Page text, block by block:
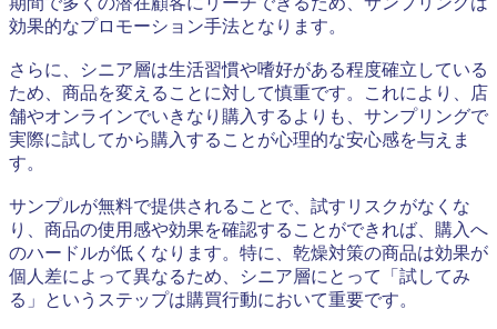
効果的なプロモーション手法となります。
さらに、シニア層は生活習慣や嗜好がある程度確立している
ため、商品を変えることに対して慎重です。これにより、店
舗やオンラインでいきなり購入するよりも、サンプリングで
実際に試してから購入することが心理的な安心感を与えま
す。
サンプルが無料で提供されることで、試すリスクがなくな
り、商品の使用感や効果を確認することができれば、購入へ
のハードルが低くなります。特に、乾燥対策の商品は効果が
個人差によって異なるため、シニア層にとって「試してみ
る」というステップは購買行動において重要です。